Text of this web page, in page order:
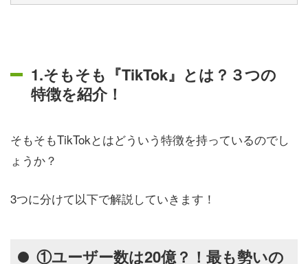
1.そもそも『TikTok』とは？３つの
特徴を紹介！
そもそもTikTokとはどういう特徴を持っているのでし
ょうか？
3つに分けて以下で解説していきます！
①ユーザー数は20億？！最も勢いの